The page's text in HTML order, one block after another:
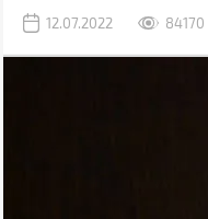
поможет абсолютно. Если
12.07.2022 84170